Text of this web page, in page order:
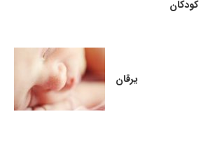
کودکان
یرقان